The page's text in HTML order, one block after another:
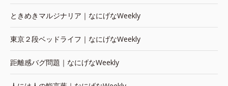
ときめきマルジナリア｜なにげなWeekly
東京２段ベッドライフ｜なにげなWeekly
距離感バグ問題｜なにげなWeekly